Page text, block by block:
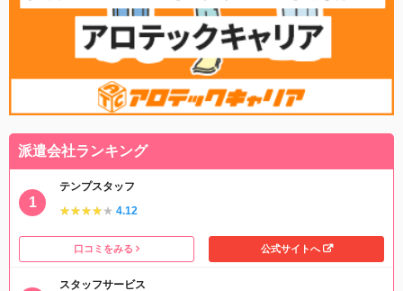
われていました。
企業面接が決まったときも、「SE経験のある人を募集してい
るみたいだから応募させてほしい。開発をやることはない」
とのことだったので承諾したのに、いざ面接に行くと開発作
業要員の募集だとはっきり言われました。
仕事内容を知りもしないくせに適当なことを言われ、騙され
た気分です。断りたかったですが、コロナ禍で次の面接がい
つになるか分からないと脅しのようなことを言われてしまっ
ては断れませんでした。
派遣会社ランキング
テンプスタッフ
★★★★★
★★★★★ 4.12
口コミをみる 公式サイトへ
スタッフサービス